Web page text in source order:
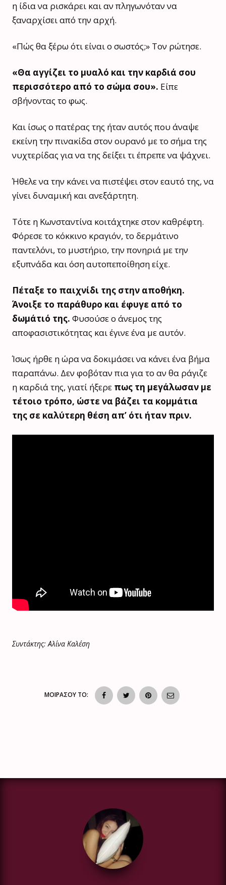
η ίδια να ρισκάρει και αν πληγωνόταν να
ξαναρχίσει από την αρχή.
«Πώς θα ξέρω ότι είναι ο σωστός;» Τον ρώτησε.
«Θα αγγίζει το μυαλό και την καρδιά σου
περισσότερο από το σώμα σου». Είπε
σβήνοντας το φως.
Και ίσως ο πατέρας της ήταν αυτός που άναψε
εκείνη την πινακίδα στον ουρανό με το σήμα της
νυχτερίδας για να της δείξει τι έπρεπε να ψάχνει.
Ήθελε να την κάνει να πιστέψει στον εαυτό της, να
γίνει δυναμική και ανεξάρτητη.
Τότε η Κωνσταντίνα κοιτάχτηκε στον καθρέφτη.
Φόρεσε το κόκκινο κραγιόν, το δερμάτινο
παντελόνι, το μυστήριο, την πονηριά με την
εξυπνάδα και όση αυτοπεποίθηση είχε.
Πέταξε το παιχνίδι της στην αποθήκη.
Άνοιξε το παράθυρο και έφυγε από το
δωμάτιό της. Φυσούσε ο άνεμος της
αποφασιστικότητας και έγινε ένα με αυτόν.
Ίσως ήρθε η ώρα να δοκιμάσει να κάνει ένα βήμα
παραπάνω. Δεν φοβόταν πια για το αν θα ράγιζε
η καρδιά της, γιατί ήξερε πως τη μεγάλωσαν με
τέτοιο τρόπο, ώστε να βάζει τα κομμάτια
της σε καλύτερη θέση απ’ ότι ήταν πριν.
Συντάκτης: Αλίνα Καλέση
ΜΟΙΡΑΣΟΥ ΤΟ: